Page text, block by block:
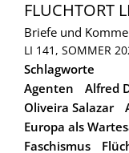
FLUCHTORT
Briefe und
LI 141, SOMMER
Schlagworte
Agenten
Alfred
Oliveira Salazar
Europa als
Faschismus